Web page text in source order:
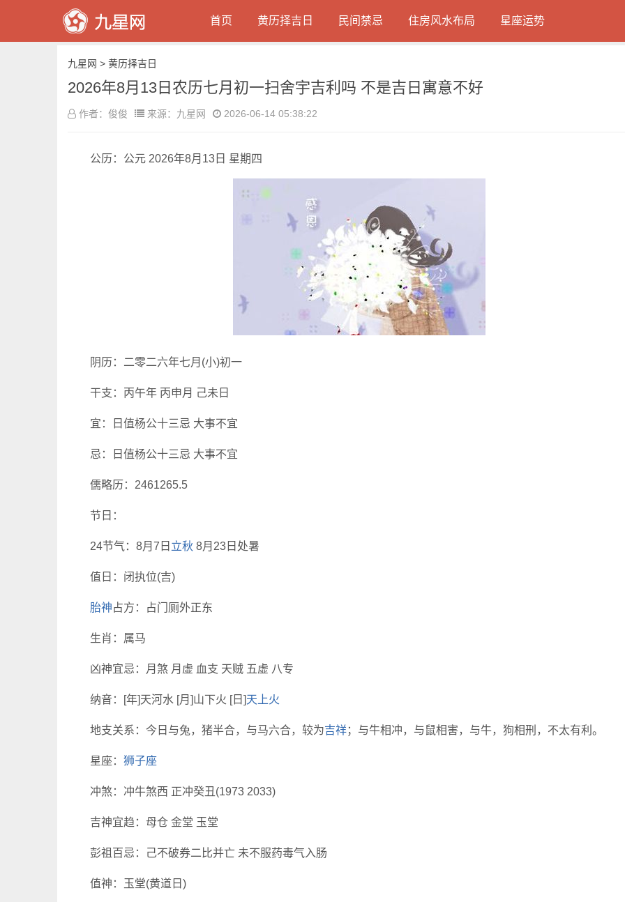
首页 黄历择吉日 民间禁忌 住房风水布局 星座运势
九星网 > 黄历择吉日
2026年8月13日农历七月初一扫舍宇吉利吗 不是吉日寓意不好
作者：俊俊 来源：九星网 2026-06-14 05:38:22
公历：公元 2026年8月13日 星期四
阴历：二零二六年七月(小)初一
干支：丙午年 丙申月 己未日
宜：日值杨公十三忌 大事不宜
忌：日值杨公十三忌 大事不宜
儒略历：2461265.5
节日：
24节气：8月7日 立秋 8月23日处暑
值日：闭执位(吉)
胎神占方：占门厕外正东
生肖：属马
凶神宜忌：月煞 月虚 血支 天贼 五虚 八专
纳音：[年]天河水 [月]山下火 [日]天上火
地支关系：今日与兔，猪半合，与马六合，较为吉祥；与牛相冲，与鼠相害，与牛，狗相刑，不太有利。
星座： 狮子座
冲煞：冲牛煞西 正冲癸丑(1973 2033)
吉神宜趋：母仓 金堂 玉堂
彭祖百忌：己不破券二比并亡 未不服药毒气入肠
值神：玉堂(黄道日)